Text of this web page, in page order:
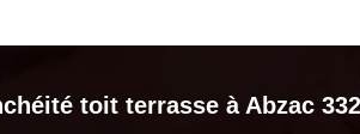
toit terrasse à Abzac